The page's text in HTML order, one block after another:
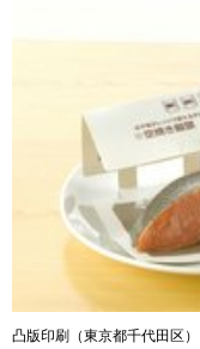
凸版印刷（東京都千代田区